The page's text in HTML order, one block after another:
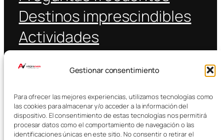
Gestionar consentimiento
Para ofrecer las mejores experiencias, utilizamos tecnologías como
las cookies para almacenar y/o acceder a la información del
dispositivo. El consentimiento de estas tecnologías nos permitirá
procesar datos como el comportamiento de navegación o las
identificaciones únicas en este sitio. No consentir o retirar el
Destinos imprescindibles
Actividades
Coche alquiler
Transporte público
E-SIM
Traslados